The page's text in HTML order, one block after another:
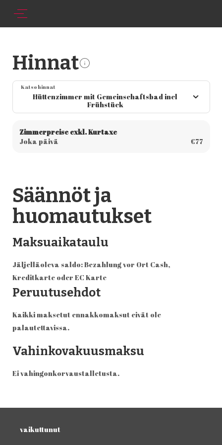
Hinnat
Katso hinnat
Hüttenzimmer mit Gemeinschaftsbad incl
Frühstück
Zimmerpreise exkl. Kurtaxe
Joka päivä
€77
Säännöt ja
huomautukset
Maksuaikataulu
Jäljelläoleva saldo: Bezahlung vor Ort Cash,
Kreditkarte oder EC Karte
Peruutusehdot
Kaikki maksetut ennakkomaksut eivät ole
palautettavissa.
Vahinkovakuusmaksu
Ei vahingonkorvaustalletusta.
vaikuttunut